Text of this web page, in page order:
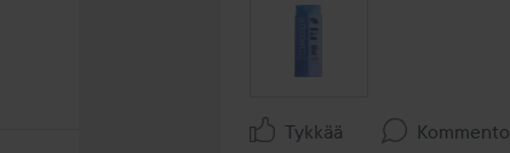
Tykkää